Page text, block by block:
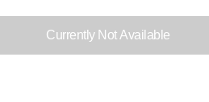
Currently Not Available